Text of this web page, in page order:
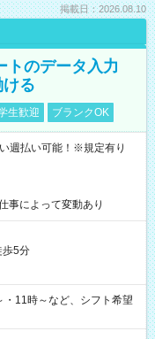
掲載日：2026.08.10
トのデータ入力
る
生歓迎 ブランクOK
週払い可能！※規定有り
によって変動あり
歩5分
11時～など、シフト希望